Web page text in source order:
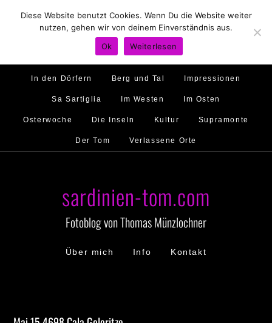
Hirtenland Traumstrände Feste feiern
Golfo di Orosei Im Norden
Murales Ambiente
In den Dörfern Berg und Tal Impressionen
Sa Sartiglia Im Westen Im Osten
Osterwoche Die Inseln Kultur Supramonte
Der Tom Verlassene Orte
sardinien-tom.com
Fotoblog von Thomas Münzlochner
Über mich Info Kontakt
Diese Website benutzt Cookies. Wenn Du die Website weiter
nutzen, gehen wir von deinem Einverständnis aus.
Ok
Weiterlesen